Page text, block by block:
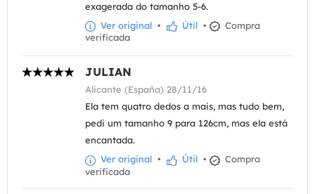
exagerada do tamanho 5-6.
Ver original • Útil •
Compra
verificada
JULIAN
Alicante (España) 28/11/16
Ela tem quatro dedos a mais, mas tudo bem,
pedi um tamanho 9 para 126cm, mas ela está
encantada.
Ver original • Útil •
Compra
verificada